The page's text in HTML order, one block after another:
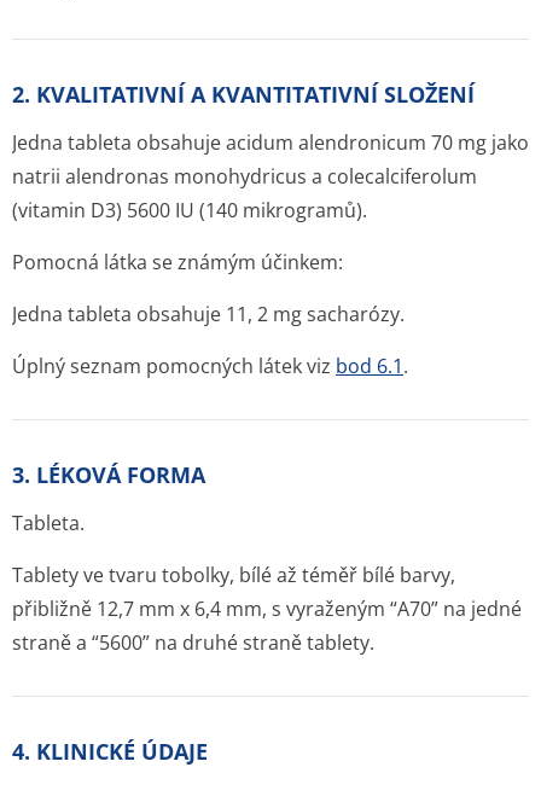
2. KVALITATIVNÍ A KVANTITATIVNÍ SLOŽENÍ
Jedna tableta obsahuje acidum alendronicum 70 mg jako
natrii alendronas monohydricus a colecalciferolum
(vitamin D3) 5600 IU (140 mikrogramů).
Pomocná látka se známým účinkem:
Jedna tableta obsahuje 11, 2 mg sacharózy.
Úplný seznam pomocných látek viz bod 6.1.
3. LÉKOVÁ FORMA
Tableta.
Tablety ve tvaru tobolky, bílé až téměř bílé barvy,
přibližně 12,7 mm x 6,4 mm, s vyraženým “A70” na jedné
straně a “5600” na druhé straně tablety.
4. KLINICKÉ ÚDAJE